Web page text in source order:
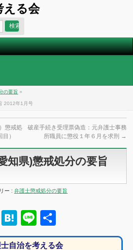
える会
の要旨 »
2012年1月号
懲戒処
）
破産手続き受理票偽造：元弁護士事務
所職員に懲役１年６月を求刑 →
知県)懲戒処分の要旨
ー :弁護士懲戒処分の要旨
Facebook
Hatena
Line
有
自治を考える会